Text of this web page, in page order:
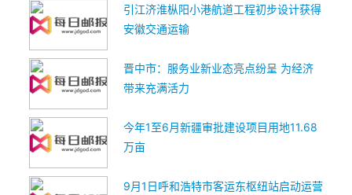
引江济淮枞阳小港航道工程初步设计获得
安徽交通运输
晋中市：服务业新业态亮点纷呈 为经济
带来充满活力
今年1至6月新疆审批建设项目用地11.68
万亩
9月1日呼和浩特市客运东枢纽站启动运营